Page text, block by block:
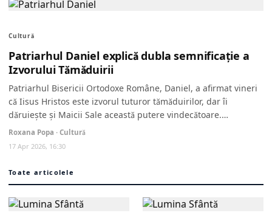
Cultură
Patriarhul Daniel explică dubla semnificație a
Izvorului Tămăduirii
Patriarhul Bisericii Ortodoxe Române, Daniel, a afirmat vineri
că Iisus Hristos este izvorul tuturor tămăduirilor, dar îi
dăruiește și Maicii Sale această putere vindecătoare.
Preafericitul...
Roxana Popa · Cultură
17 Apr 2026, 16:30
Toate articolele